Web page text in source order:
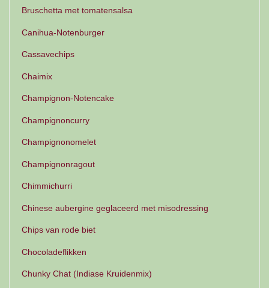
Bruschetta met tomatensalsa
Canihua-Notenburger
Cassavechips
Chaimix
Champignon-Notencake
Champignoncurry
Champignonomelet
Champignonragout
Chimmichurri
Chinese aubergine geglaceerd met misodressing
Chips van rode biet
Chocoladeflikken
Chunky Chat (Indiase Kruidenmix)